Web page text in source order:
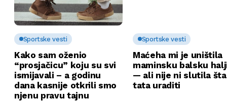
Sportske vesti
Kako sam oženio
“prosjačicu” koju su svi
ismijavali – a godinu
dana kasnije otkrili smo
njenu pravu tajnu
Sportske vesti
Maćeha mi je uništila
maminsku balsku
— ali nije ni slutila
tata uraditi